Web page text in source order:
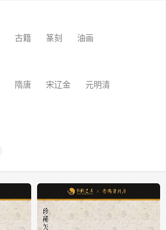
古籍 篆刻 油画
隋唐 宋辽金
元明清